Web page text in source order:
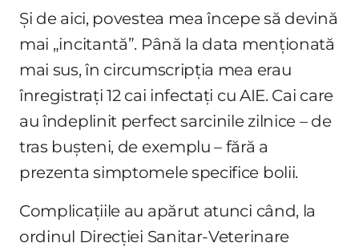
Și de aici, povestea mea începe să devină
mai „incitantă”. Până la data menționată
mai sus, în circumscripția mea erau
înregistrați 12 cai infectați cu AIE. Cai care
au îndeplinit perfect sarcinile zilnice – de
tras bușteni, de exemplu – fără a
prezenta simptomele specifice bolii.
Complicațiile au apărut atunci când, la
ordinul Direcției Sanitar-Veterinare